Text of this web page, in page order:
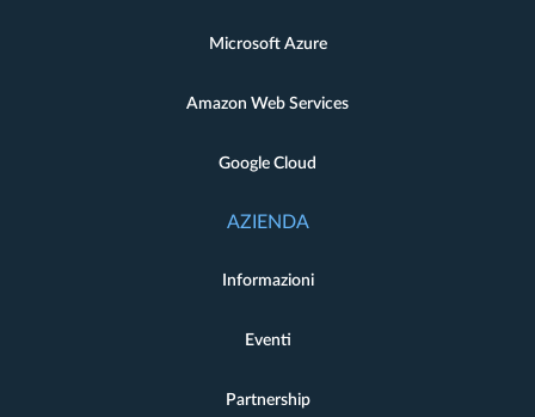
Microsoft Azure
Amazon Web Services
Google Cloud
AZIENDA
Informazioni
Eventi
Partnership